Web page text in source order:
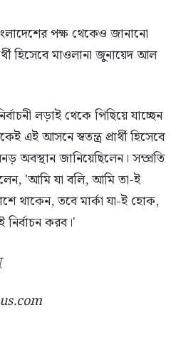
পক্ষ থেকেও জানানো
হিসেবে মাওলানা জুনায়েদ আল
লড়াই থেকে পিছিয়ে যাচ্ছেন
এই আসনে স্বতন্ত্র প্রার্থী হিসেবে
অবস্থান জানিয়েছিলেন। সম্প্রতি
'আমি যা বলি, আমি তা-ই
থাকেন, তবে মার্কা যা-ই হোক,
করব।'